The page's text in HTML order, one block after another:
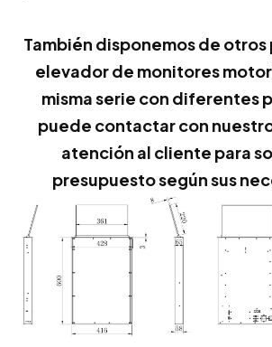
También disponemos de
elevador de monitores
misma serie con diferentes
puede contactar con
atención al cliente para
presupuesto según sus